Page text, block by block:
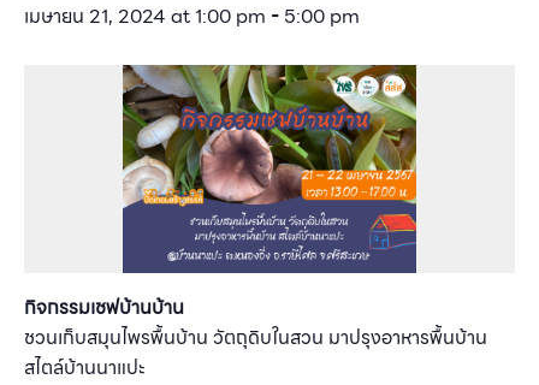
เมษายน 21, 2024 at 1:00 pm - 5:00 pm
กิจกรรมเชฟบ้านบ้าน
ชวนเก็บสมุนไพรพื้นบ้าน วัตถุดิบในสวน มาปรุงอาหารพื้นบ้าน
สไตล์บ้านนาแปะ